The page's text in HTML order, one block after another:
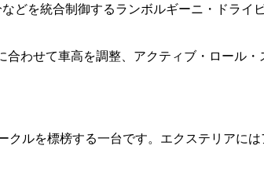
どを統合制御するランボルギーニ・ドライ
わせて車高を調整、アクティブ・ロール・
ルを標榜する一台です。エクステリアに